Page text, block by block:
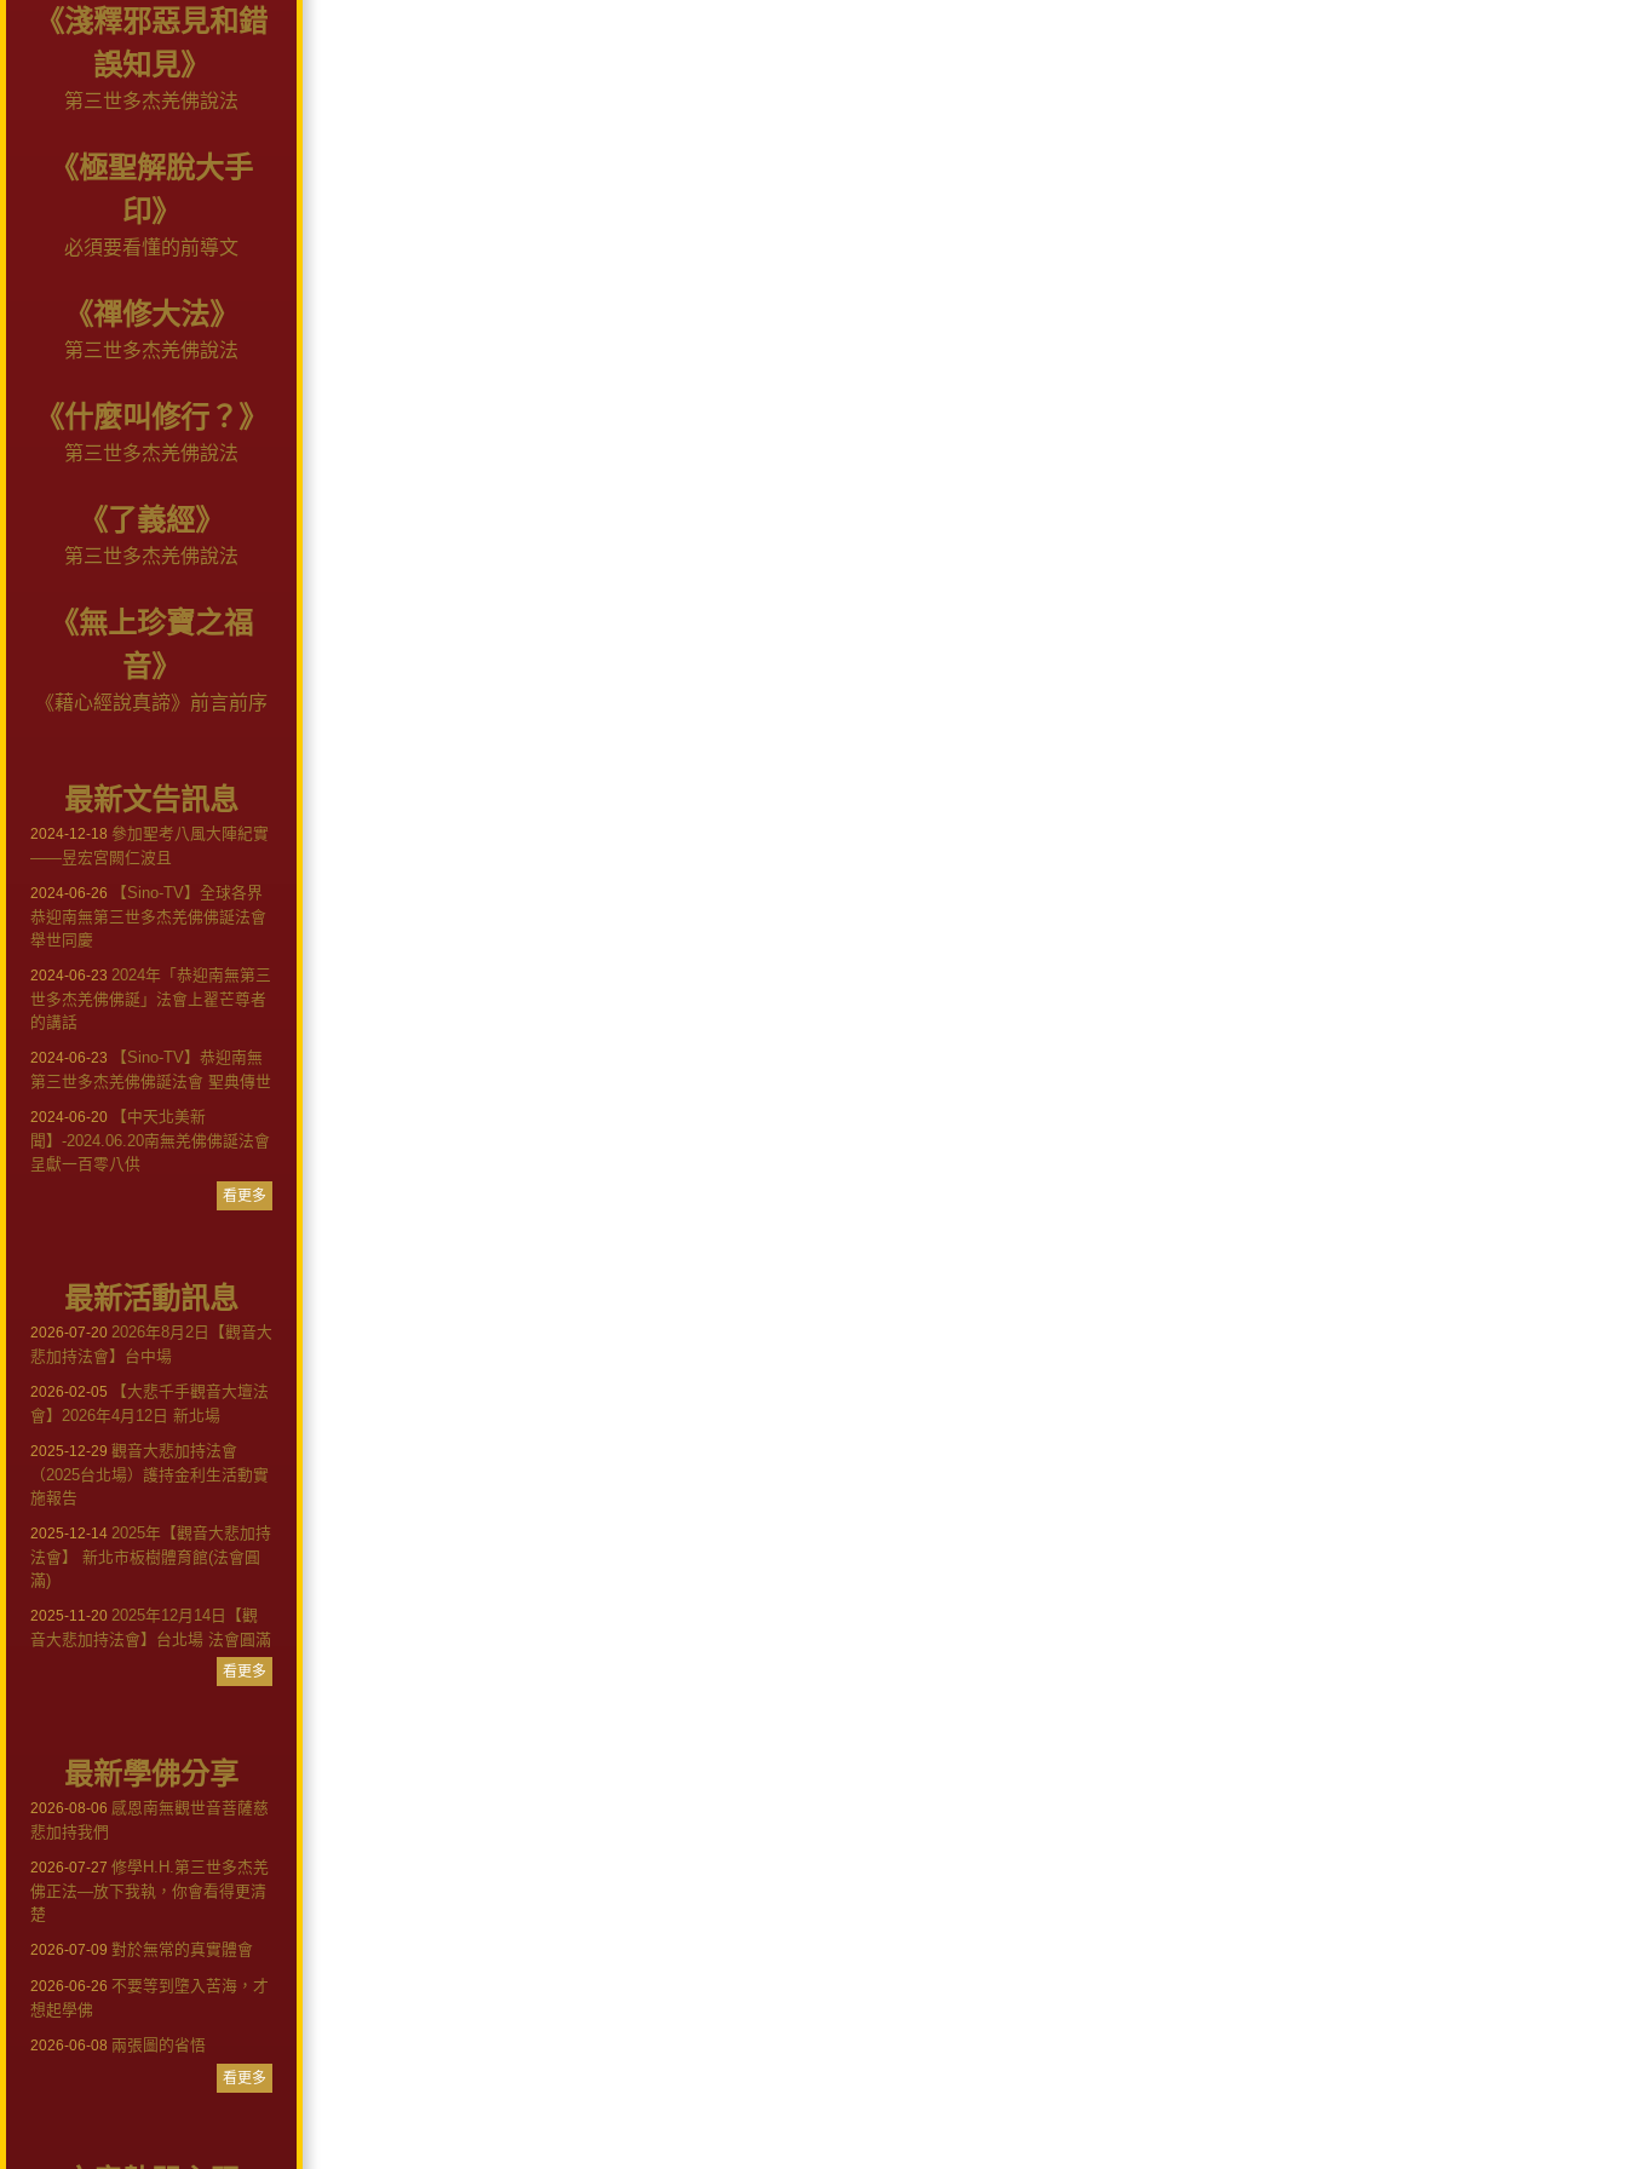
《淺釋邪惡見和錯
誤知見》
第三世多杰羌佛說法
《極聖解脫大手
印》
必須要看懂的前導文
《禪修大法》
第三世多杰羌佛說法
《什麼叫修行？》
第三世多杰羌佛說法
《了義經》
第三世多杰羌佛說法
《無上珍寶之福
音》
《藉心經說真諦》前言前序
最新文告訊息
2024-12-18 參加聖考八風大陣紀實
——昱宏宮闕仁波且
2024-06-26
【Sino-TV】全球各界
恭迎南無第三世多杰羌佛佛誕法會
舉世同慶
2024-06-23 2024年「恭迎南無第三
世多杰羌佛佛誕」法會上翟芒尊者
的講話
2024-06-23
【Sino-TV】恭迎南無
第三世多杰羌佛佛誕法會 聖典傳世
2024-06-20
【中天北美新
聞】-2024.06.20南無羌佛佛誕法會
呈獻一百零八供
看更多
最新活動訊息
2026-07-20 2026年8月2日【觀音大
悲加持法會】台中場
2026-02-05
【大悲千手觀音大壇法
會】2026年4月12日 新北場
2025-12-29 觀音大悲加持法會
（2025台北場）護持金利生活動實
施報告
2025-12-14 2025年【觀音大悲加持
法會】 新北市板樹體育館(法會圓
滿)
2025-11-20 2025年12月14日【觀
音大悲加持法會】台北場 法會圓滿
看更多
最新學佛分享
2026-08-06 感恩南無觀世音菩薩慈
悲加持我們
2026-07-27 修學H.H.第三世多杰羌
佛正法—放下我執，你會看得更清
楚
2026-07-09 對於無常的真實體會
2026-06-26 不要等到墮入苦海，才
想起學佛
2026-06-08 兩張圖的省悟
看更多